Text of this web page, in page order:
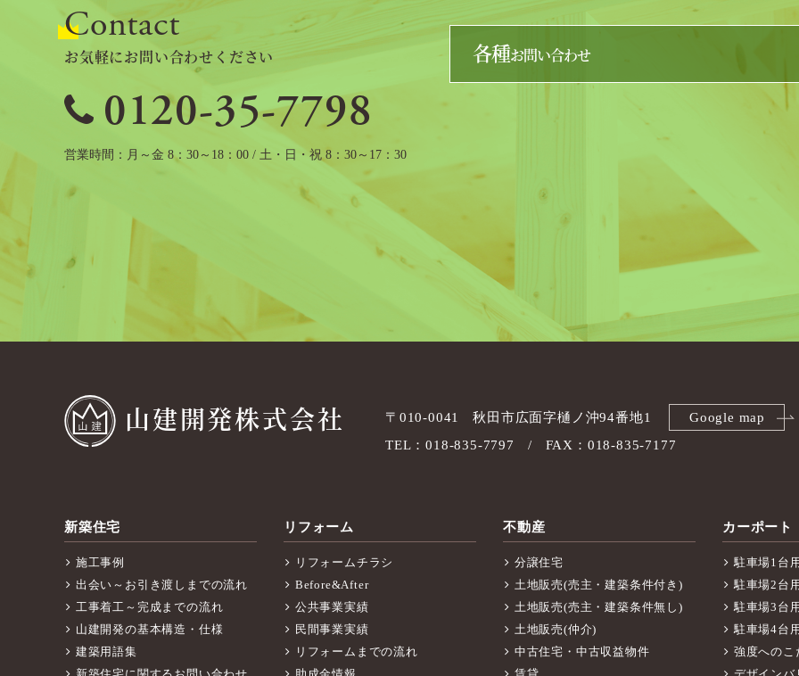
Contact
お気軽にお問い合わせください
0120-35-7798
営業時間 月～金 8：30～18：00 / 土・日・祝 8：30～17：30
各種お問い合わせ
山建開発株式会社 〒010-0041 秋田市広面字樋ノ沖94番地1
Google map
TEL：018-835-7797
FAX：018-835-7177
新築住宅
施工事例
出会い～お引き渡しまでの流れ
工事着工～完成までの流れ
山建開発の基本構造・仕様
建築用語集
リフォーム
リフォームチラシ
Before&After
公共事業実績
民間事業実績
リフォームまでの流れ
不動産
分譲住宅
土地販売(売主・建築条件付き)
土地販売(売主・建築条件無し)
土地販売(仲介)
中古住宅・中古収益物件
カーポート
駐車場1台
駐車場2台
駐車場3台
駐車場4台
強度へのこ